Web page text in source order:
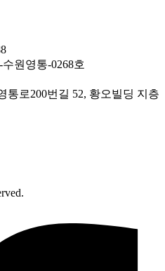
원영통-0268호
통로200번길 52, 황오빌딩 지층